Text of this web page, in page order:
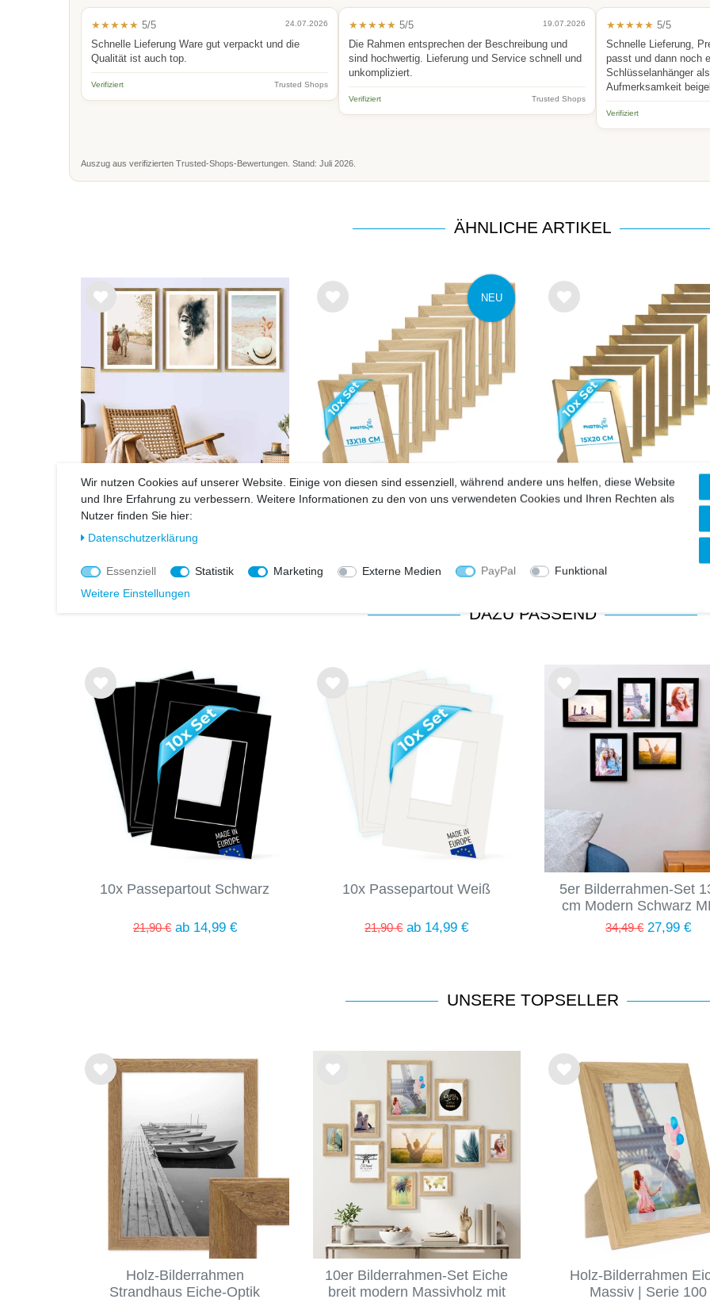
★★★★★ 5/5 24.07.2026
Schnelle Lieferung Ware gut verpackt und die
Qualität ist auch top.
Verifiziert Trusted Shops
★★★★★ 5/5 19.07.2026
Die Rahmen entsprechen der Beschreibung und
sind hochwertig. Lieferung und Service schnell und
unkompliziert.
Verifiziert Trusted Shops
★★★★★ 5/5
Schnelle Lieferung,
passt und dann noch
Schlüsselanhänger
Aufmerksamkeit
Verifiziert
Auszug aus verifizierten Trusted-Shops-Bewertungen. Stand: Juli 2026.
ÄHNLICHE ARTIKEL
Wu
hlist
3er Bilderrahmen-Set 40x60
cm Modern Gold MDF Basic
Collection | Acrylglas
39,99 €
Wu
NEU
10er Bilderrahmen-Set 13x18
Wu
10er Bilderrahmen-Set
DAZU PASSEND
Wu
nsc
hlist
10x Passepartout Schwarz
21,90 € ab 14,99 €
Wu
10x Passepartout Weiß
21,90 € ab 14,99 €
Wu
nsc
hlist
5er Bilderrahmen-Set
cm Modern Schwarz
Acrylglas
34,49 € 27,99 €
UNSERE TOPSELLER
Wu
Holz-Bilderrahmen
Strandhaus Eiche-Optik
e
10er Bilderrahmen-Set Eiche
breit modern Massivholz mit
Wu
Holz-Bilderrahmen
Massiv | Serie 100
Wir nutzen Cookies auf unserer Website. Einige von diesen sind essenziell, während andere uns helfen, diese Website
und Ihre Erfahrung zu verbessern. Weitere Informationen zu den von uns verwendeten Cookies und Ihren Rechten als
Nutzer finden Sie hier:
Daten­schutz­erklärung
Essenziell Statistik Marketing Externe Medien PayPal
Funktional
Weitere Einstellungen